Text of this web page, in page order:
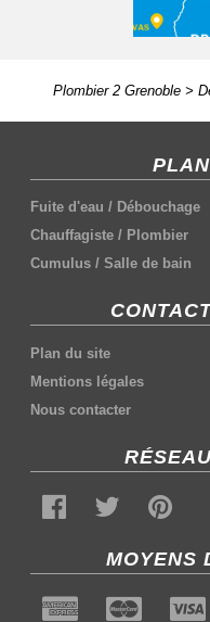
Plombier 2 Grenoble>
Fuite d'eau / Débouchage
Chauffagiste / Plombier
Cumulus /Salle de bain
Plan du site
Mentions légales
Nous contacter
MOYENS